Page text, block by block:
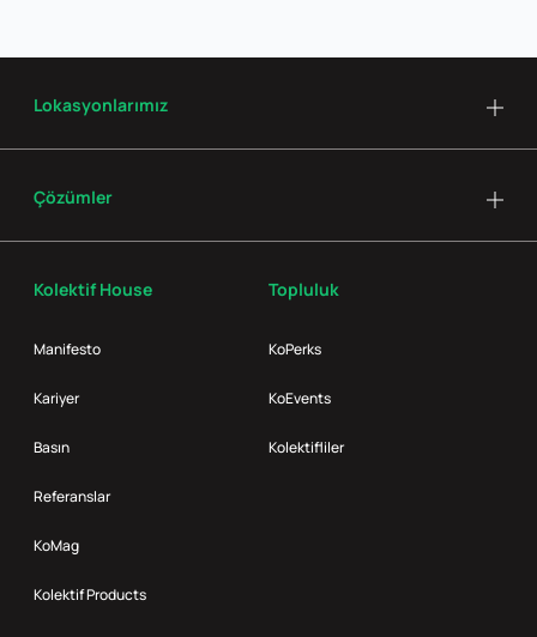
Kolektif House
Manifesto
Kariyer
Basın
Referanslar
KoMag
Kolektif Products
Topluluk
KoPerks
KoEvents
Kolektifliler
Lokasyonlarımız
Çözümler